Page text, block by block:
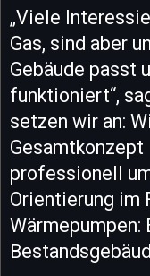
„Viele
Gas, sind aber
Gebäude passt
funktioniert“,
setzen wir an:
professionell
Orientierung im
Wärmepumpen: